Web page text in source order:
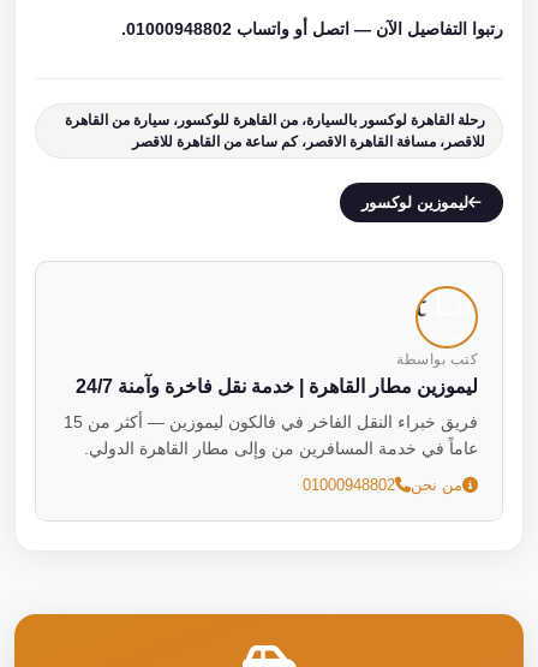
رتبوا التفاصيل الآن — اتصل أو واتساب 01000948802.
رحلة القاهرة لوكسور بالسيارة، من القاهرة للوكسور، سيارة من القاهرة
للاقصر، مسافة القاهرة الاقصر، كم ساعة من القاهرة للاقصر
ليموزين لوكسور
كتب بواسطة
ليموزين مطار القاهرة | خدمة نقل فاخرة وآمنة 24/7
فريق خبراء النقل الفاخر في فالكون ليموزين — أكثر من 15
عاماً في خدمة المسافرين من وإلى مطار القاهرة الدولي.
من نحن 01000948802